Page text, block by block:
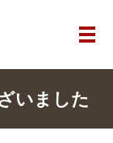
メ
いました